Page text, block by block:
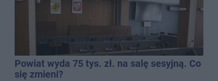
Powiat wyda 75 tys. zł. na salę sesyjną. Co
się zmieni?